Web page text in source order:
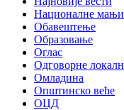
Националне
Обавештење
Образовање
Оглас
Одговорне
Омладина
Општинско веће
ОЦД